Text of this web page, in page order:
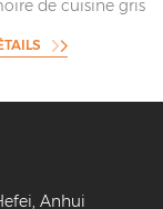
de cuisine gris
digitales
Anhui